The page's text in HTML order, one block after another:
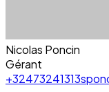
Nicolas Poncin
Gérant
+32473241313